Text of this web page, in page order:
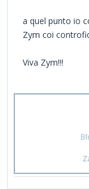
a quel punto io
Zym coi
Viva Zym!!!